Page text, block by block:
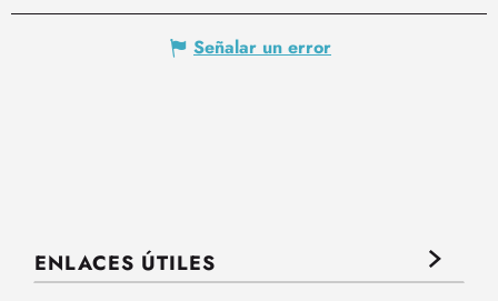
Señalar un error
ENLACES ÚTILES